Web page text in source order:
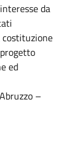
da
costituzione
ed
–